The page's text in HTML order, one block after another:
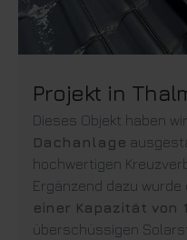
Projekt in
Dieses Objekt haben
Dachanlage
hochwertigen
Ergänzend dazu wurde
einer Kapazität von
überschüssigen